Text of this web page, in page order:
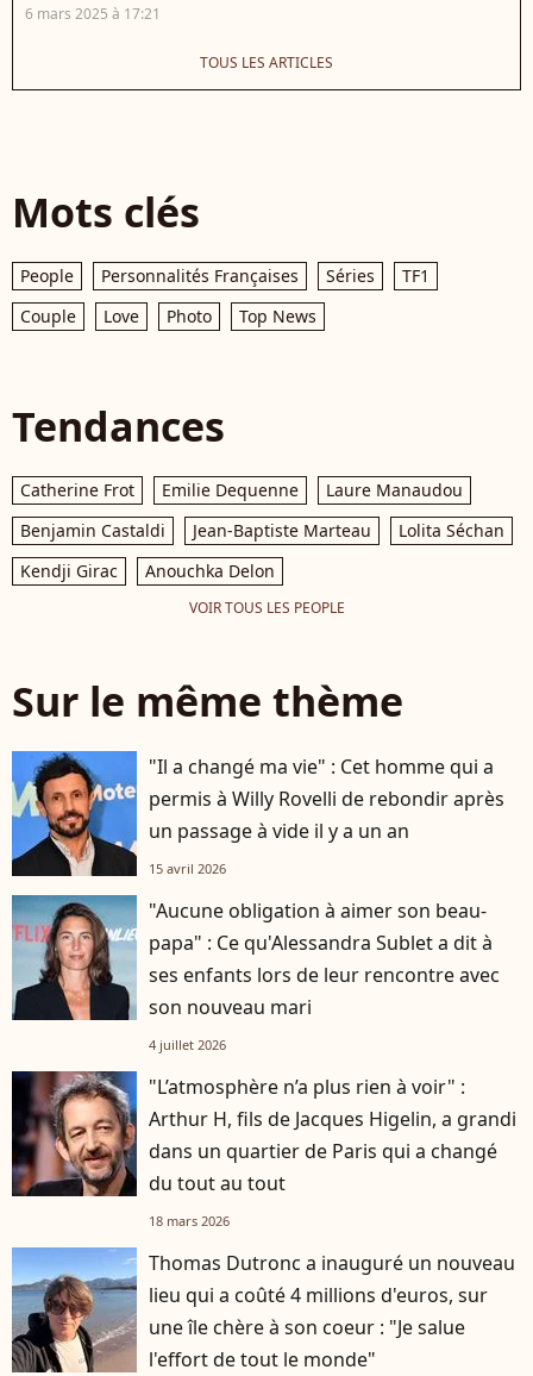
6 mars 2025 à 17:21
TOUS LES ARTICLES
Mots clés
People Personnalités Françaises Séries
TF1
Couple
Love Photo Top News
Tendances
Catherine Frot Emilie Dequenne
Laure Manaudou
Benjamin Castaldi
Jean-Baptiste Marteau
Lolita Séchan
Kendji Girac
Anouchka Delon
VOIR TOUS LES PEOPLE
Sur le même thème
"Il a changé ma vie" : Cet homme qui a
permis à Willy Rovelli de rebondir après
un passage à vide il y a un an
15 avril 2026
"Aucune obligation à aimer son beau-
papa" : Ce qu'Alessandra Sublet a dit à
ses enfants lors de leur rencontre avec
son nouveau mari
4 juillet 2026
"L’atmosphère n’a plus rien à voir" :
Arthur H, fils de Jacques Higelin, a grandi
dans un quartier de Paris qui a changé
du tout au tout
18 mars 2026
Thomas Dutronc a inauguré un nouveau
lieu qui a coûté 4 millions d'euros, sur
une île chère à son coeur : "Je salue
l'effort de tout le monde"